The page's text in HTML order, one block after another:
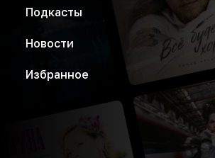
Подкасты
Новости
Избранное